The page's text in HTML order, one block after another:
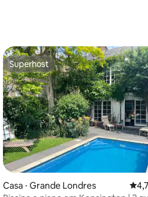
para ficar
Superhost
Superhost
Casa ⋅ Grande Londres